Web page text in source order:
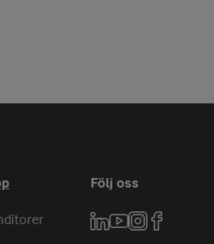
Följ oss